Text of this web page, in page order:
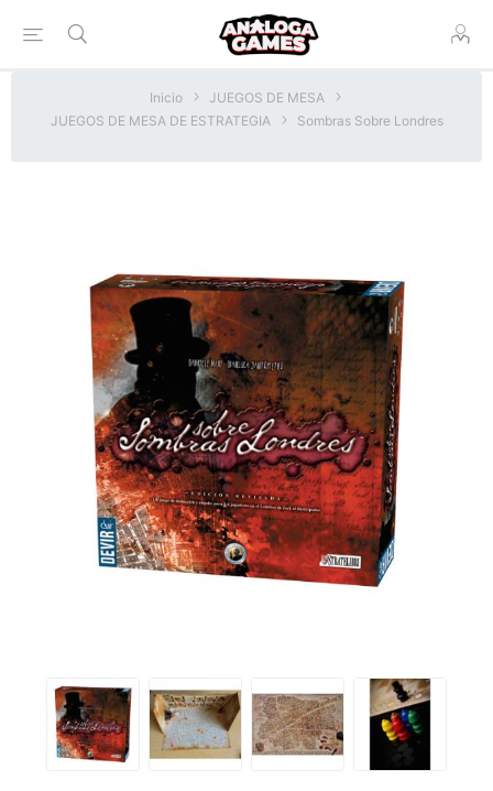
Inicio
JUEGOS DE MESA
JUEGOS DE MESA DE ESTRATEGIA
Sombras Sobre Londres